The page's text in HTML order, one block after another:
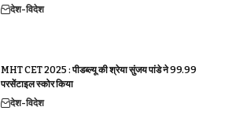
देश-विदेश
MHT CET 2025 : पीडब्ल्यू की श्रेया सुंजय पांडे ने 99.99
परसेंटाइल स्कोर किया
देश-विदेश